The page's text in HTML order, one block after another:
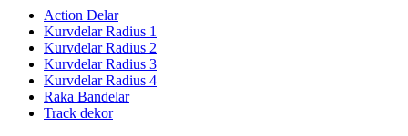
Action Delar
Kurvdelar Radius 1
Kurvdelar Radius 2
Kurvdelar Radius 3
Kurvdelar Radius 4
Raka Bandelar
Track dekor